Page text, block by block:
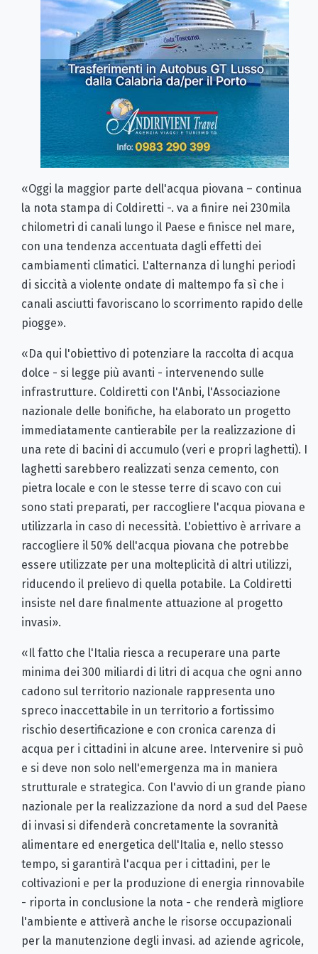
«Oggi la maggior parte dell'acqua piovana – continua
la nota stampa di Coldiretti -. va a finire nei 230mila
chilometri di canali lungo il Paese e finisce nel mare,
con una tendenza accentuata dagli effetti dei
cambiamenti climatici. L'alternanza di lunghi periodi
di siccità a violente ondate di maltempo fa sì che i
canali asciutti favoriscano lo scorrimento rapido delle
piogge».
«Da qui l'obiettivo di potenziare la raccolta di acqua
dolce - si legge più avanti - intervenendo sulle
infrastrutture. Coldiretti con l'Anbi, l'Associazione
nazionale delle bonifiche, ha elaborato un progetto
immediatamente cantierabile per la realizzazione di
una rete di bacini di accumulo (veri e propri laghetti). I
laghetti sarebbero realizzati senza cemento, con
pietra locale e con le stesse terre di scavo con cui
sono stati preparati, per raccogliere l'acqua piovana e
utilizzarla in caso di necessità. L'obiettivo è arrivare a
raccogliere il 50% dell'acqua piovana che potrebbe
essere utilizzate per una molteplicità di altri utilizzi,
riducendo il prelievo di quella potabile. La Coldiretti
insiste nel dare finalmente attuazione al progetto
invasi».
«Il fatto che l'Italia riesca a recuperare una parte
minima dei 300 miliardi di litri di acqua che ogni anno
cadono sul territorio nazionale rappresenta uno
spreco inaccettabile in un territorio a fortissimo
rischio desertificazione e con cronica carenza di
acqua per i cittadini in alcune aree. Intervenire si può
e si deve non solo nell'emergenza ma in maniera
strutturale e strategica. Con l'avvio di un grande piano
nazionale per la realizzazione da nord a sud del Paese
di invasi si difenderà concretamente la sovranità
alimentare ed energetica dell'Italia e, nello stesso
tempo, si garantirà l'acqua per i cittadini, per le
coltivazioni e per la produzione di energia rinnovabile
- riporta in conclusione la nota - che renderà migliore
l'ambiente e attiverà anche le risorse occupazionali
per la manutenzione degli invasi. ad aziende agricole,